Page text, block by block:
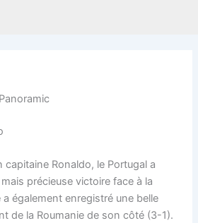
Panoramic
capitaine Ronaldo, le Portugal a
précieuse victoire face à la
a également enregistré une belle
de la Roumanie de son côté (3-1).